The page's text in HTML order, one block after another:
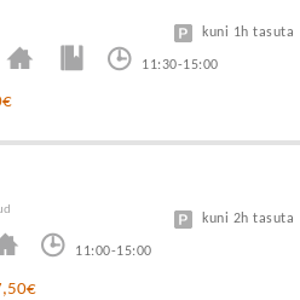
11:30-15:00
kuni 1h tasuta
11:00-15:00
kuni 2h tasuta